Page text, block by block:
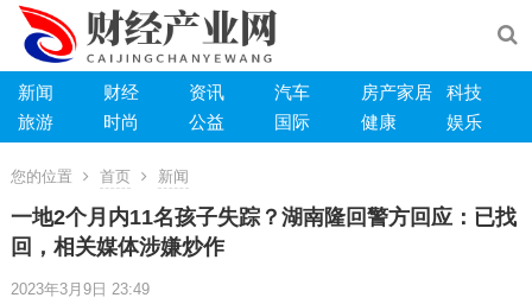
新闻 财经 资讯 汽车 房产家居
科技
旅游
时尚 公益 国际 健康 娱乐
您的位置 首页 新闻
一地2个月内11名孩子失踪？湖南隆回警方回应：已找
回，相关媒体涉嫌炒作
2023年3月9日 23:49